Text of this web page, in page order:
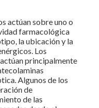
actúan sobre uno o
farmacológica
la ubicación y la
Los
principalmente
Algunos de los
de
de las